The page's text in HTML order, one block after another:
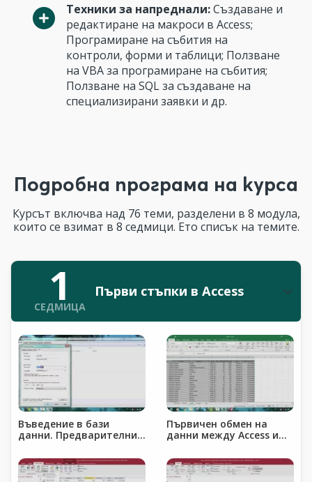
Техники за напреднали:Създаване и
редактиране на макроси в Access;
Програмиране на събития на
контроли, форми и таблици; Ползване
на VBA за програмиране на събития;
Ползване на SQL за създаване на
специализирани заявки и др.
Подробна програма на курса
Курсът включва над 76 теми, разделени в 8 модула,
които се взимат в 8 седмици. Ето списък на темите.
1
СЕДМИЦА
Първи стъпки в Access
Въведение в бази
данни. Предварителни
Първичен обмен на
данни между Access и